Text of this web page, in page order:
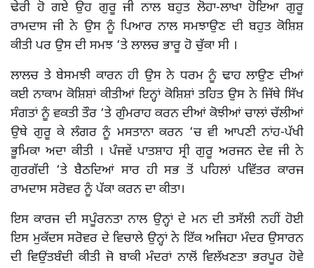
ਢੇਰੀ ਹੋ ਗਏ ਉਹ ਗੁਰੂ ਜੀ ਨਾਲ ਬਹੁਤ ਲੋਹਾ-ਲਾਖਾ ਹੋਇਆ ਗੁਰੂ
ਰਾਮਦਾਸ ਜੀ ਨੇ ਉਸ ਨੂੰ ਪਿਆਰ ਨਾਲ ਸਮਝਾਉਣ ਦੀ ਬਹੁਤ ਕੋਸ਼ਿਸ਼
ਕੀਤੀ ਪਰ ਉਸ ਦੀ ਸਮਝ ‘ਤੇ ਲਾਲਚ ਭਾਰੂ ਹੋ ਚੁੱਕਾ ਸੀ ।
ਲਾਲਚ ਤੇ ਬੇਸਮਝੀ ਕਾਰਨ ਹੀ ਉਸ ਨੇ ਧਰਮ ਨੂੰ ਢਾਹ ਲਾਉਣ ਦੀਆਂ
ਕਈ ਨਾਕਾਮ ਕੋਸ਼ਿਸ਼ਾਂ ਕੀਤੀਆਂ ਇਨ੍ਹਾਂ ਕੋਸ਼ਿਸ਼ਾਂ ਤਹਿਤ ਉਸ ਨੇ ਜਿੱਥੇ ਸਿੱਖ
ਸੰਗਤਾਂ ਨੂੰ ਵਕਤੀ ਤੌਰ ‘ਤੇ ਗੁੰਮਰਾਹ ਕਰਨ ਦੀਆਂ ਕੋਝੀਆਂ ਚਾਲਾਂ ਚੱਲੀਆਂ
ਉਥੇ ਗੁਰੂ ਕੇ ਲੰਗਰ ਨੂੰ ਮਸਤਾਨਾ ਕਰਨ ‘ਚ ਵੀ ਆਪਣੀ ਨਾਂਹ-ਪੱਖੀ
ਭੂਮਿਕਾ ਅਦਾ ਕੀਤੀ । ਪੰਜਵੇਂ ਪਾਤਸ਼ਾਹ ਸ੍ਰੀ ਗੁਰੂ ਅਰਜਨ ਦੇਵ ਜੀ ਨੇ
ਗੁਰਗੱਦੀ ‘ਤੇ ਬੈਠਦਿਆਂ ਸਾਰ ਹੀ ਸਭ ਤੋਂ ਪਹਿਲਾਂ ਪਵਿੱਤਰ ਕਾਰਜ
ਰਾਮਦਾਸ ਸਰੋਵਰ ਨੂੰ ਪੱਕਾ ਕਰਨ ਦਾ ਕੀਤਾ।
ਇਸ ਕਾਰਜ ਦੀ ਸਪੂੰਰਨਤਾ ਨਾਲ ਉਨ੍ਹਾਂ ਦੇ ਮਨ ਦੀ ਤਸੱਲੀ ਨਹੀਂ ਹੋਈ
ਇਸ ਮੁਕੱਦਸ ਸਰੋਵਰ ਦੇ ਵਿਚਾਲੇ ਉਨ੍ਹਾਂ ਨੇ ਇੱਕ ਅਜਿਹਾ ਮੰਦਰ ਉਸਾਰਨ
ਦੀ ਵਿਉਂਤਬੰਦੀ ਕੀਤੀ ਜੋ ਬਾਕੀ ਮੰਦਰਾਂ ਨਾਲੋਂ ਵਿਲੱਖਣਤਾ ਭਰਪੂਰ ਹੋਵੇ